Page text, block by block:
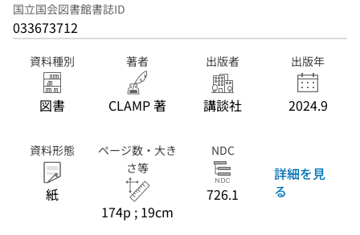
国立国会図書館書誌ID
033673712
資料種別
図書
著者
CLAMP 著
出版者
講談社
出版年
2024.9
資料形態
紙
ページ数・大き
さ等
174p ; 19cm
NDC
726.1
詳細を見
る